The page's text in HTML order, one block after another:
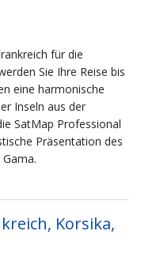
für die
Sie Ihre Reise bis
eine harmonische
Inseln aus der
SatMap Professional
Präsentation des
Korsika,